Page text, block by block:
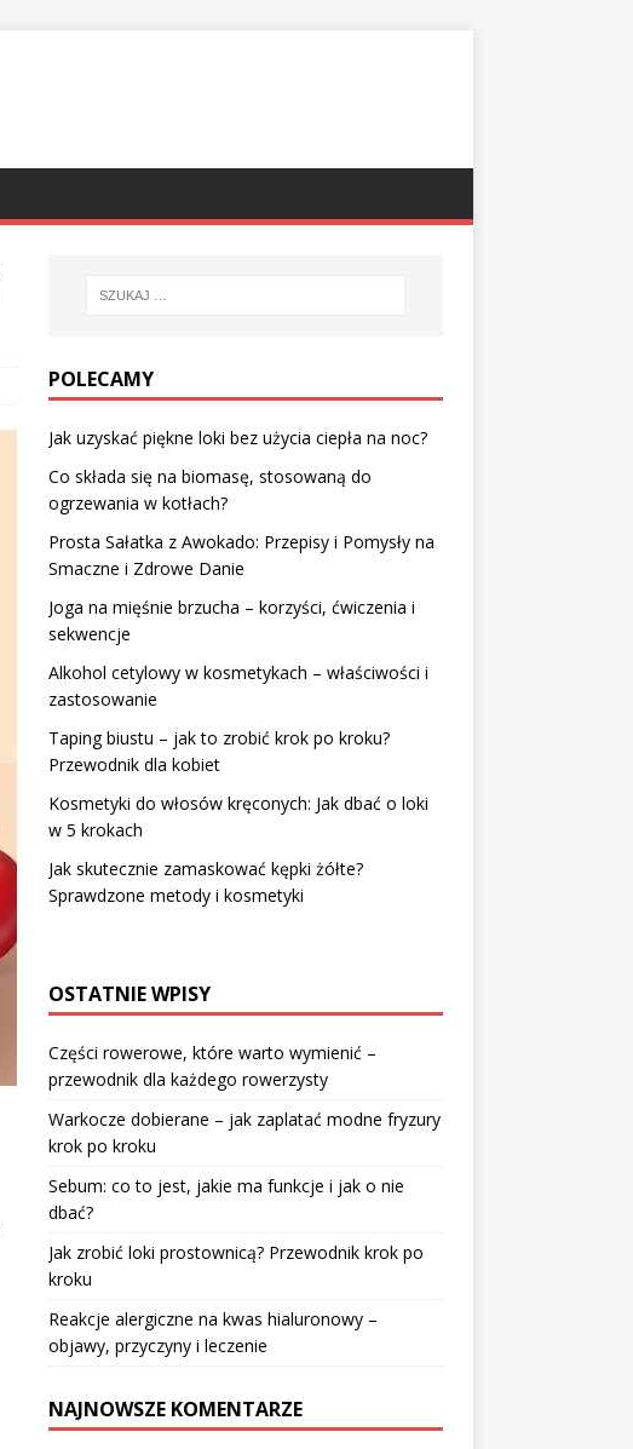
POLECAMY
Jak uzyskać piękne loki bez użycia ciepła na noc?
Co składa się na biomasę, stosowaną do
ogrzewania w kotłach?
Prosta Sałatka z Awokado: Przepisy i Pomysły na
Smaczne i Zdrowe Danie
Joga na mięśnie brzucha – korzyści, ćwiczenia i
sekwencje
Alkohol cetylowy w kosmetykach – właściwości i
zastosowanie
Taping biustu – jak to zrobić krok po kroku?
Przewodnik dla kobiet
Kosmetyki do włosów kręconych: Jak dbać o loki
w 5 krokach
Jak skutecznie zamaskować kępki żółte?
Sprawdzone metody i kosmetyki
OSTATNIE WPISY
Części rowerowe, które warto wymienić –
przewodnik dla każdego rowerzysty
Warkocze dobierane – jak zaplatać modne fryzury
krok po kroku
Sebum: co to jest, jakie ma funkcje i jak o nie
dbać?
Jak zrobić loki prostownicą? Przewodnik krok po
kroku
Reakcje alergiczne na kwas hialuronowy –
objawy, przyczyny i leczenie
NAJNOWSZE KOMENTARZE